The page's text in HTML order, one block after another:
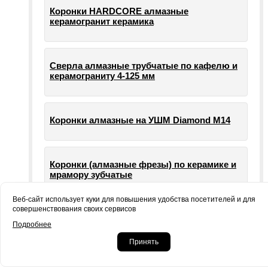
Коронки HARDCORE алмазные
керамогранит керамика
Сверла алмазные трубчатые по кафелю и
керамограниту 4-125 мм
Коронки алмазные на УШМ Diamond М14
Коронки (алмазные фрезы) по керамике и
мрамору зубчатые
машин УШМ болгарки
Веб-сайт использует куки для повышения удобства посетителей и для
совершенствования своих сервисов
Подробнее
Принять